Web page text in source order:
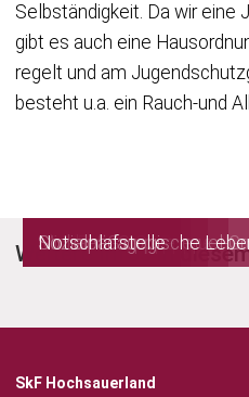
Selbständigkeit. Da wir eine
gibt es auch eine
regelt und am
besteht u.a. ein Rauch-und
Weitere Infos in
Christophorus-Gruppe
Inobhutnahme Samuel-
Don-Bosco-Gruppe
Elisabeth-Gruppe
Michael-Gruppe
Sozialpädagogische
Notschlafstelle
SkF Hochsauerland